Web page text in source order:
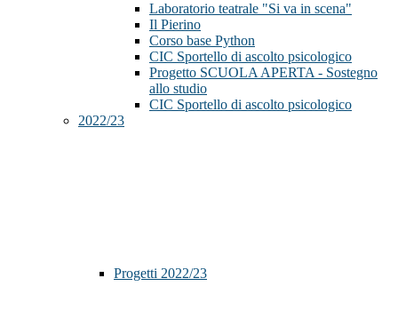
Laboratorio teatrale "Si va in scena"
Il Pierino
Corso base Python
CIC Sportello di ascolto psicologico
Progetto SCUOLA APERTA - Sostegno
allo studio
CIC Sportello di ascolto psicologico
2022/23
Progetti 2022/23